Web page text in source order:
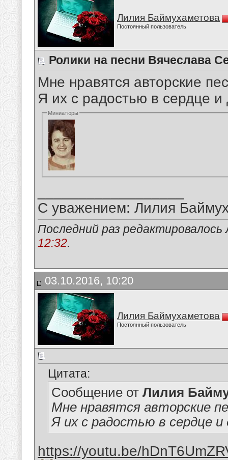
Лилия Баймухаметова
Постоянный пользователь
Ролики на песни Вячеслава
Мне нравятся авторские
Я их с радостью в сердце
Миниатюры
С уважением: Лилия
Последний раз
12:32.
03.10.2016, 10:20
Лилия Баймухаметова
Постоянный пользователь
Цитата:
Сообщение от Лилия
Мне нравятся авторские
Я их с радостью в сердце
https://youtu.be/